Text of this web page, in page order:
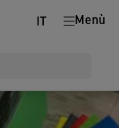
Menù
IT